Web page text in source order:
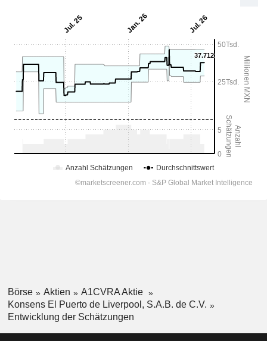
Börse Aktien
A1CVRA Aktie
Konsens El Puerto de Liverpool, S.A.B. de C.V.
Entwicklung der Schätzungen